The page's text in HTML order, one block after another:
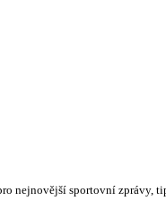
nejnovější sportovní zprávy,